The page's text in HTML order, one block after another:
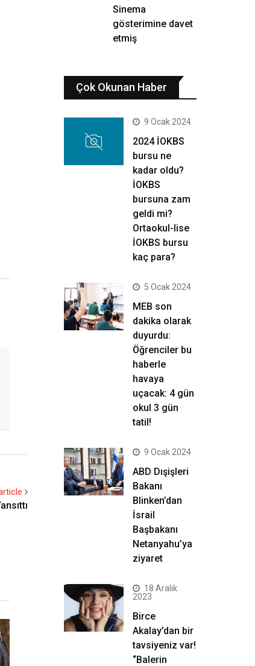
Sinema
gösterimine davet
etmiş
Çok Okunan Haber
9 Ocak 2024
2024 İOKBS
bursu ne
kadar oldu?
İOKBS
bursuna zam
geldi mi?
Ortaokul-lise
İOKBS bursu
kaç para?
5 Ocak 2024
MEB son
dakika olarak
duyurdu:
Öğrenciler bu
haberle
havaya
uçacak: 4 gün
okul 3 gün
tatil!
9 Ocak 2024
ABD Dışişleri
Bakanı
Blinken’dan
İsrail
Başbakanı
Netanyahu’ya
ziyaret
18 Aralık
2023
Birce
Akalay’dan bir
tavsiyeniz var!
“Balerin